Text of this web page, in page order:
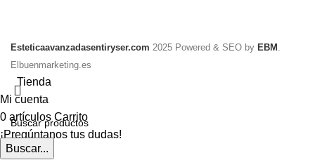
Esteticaavanzadasentiryser.com 2025 Powered & SEO by EBM .
Elbuenmarketing.es
Buscar...
Tienda
Mi cuenta
0 artículos Carrito
¡Pregúntanos tus dudas!